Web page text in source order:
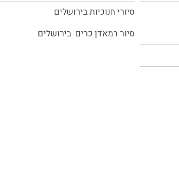
סיורי חנוכיות בירושלים
סיור רמאדן כרים בירושלים